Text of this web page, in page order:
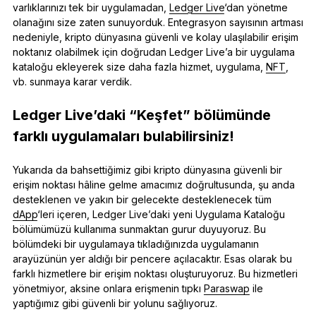
varlıklarınızı tek bir uygulamadan, Ledger Live‘dan yönetme
olanağını size zaten sunuyorduk. Entegrasyon sayısının artması
nedeniyle, kripto dünyasına güvenli ve kolay ulaşılabilir erişim
noktanız olabilmek için doğrudan Ledger Live’a bir uygulama
kataloğu ekleyerek size daha fazla hizmet, uygulama, NFT
vb. sunmaya karar verdik.
Ledger Live’daki “Keşfet” bölümünde
farklı uygulamaları bulabilirsiniz!
Yukarıda da bahsettiğimiz gibi kripto dünyasına güvenli bir
erişim noktası hâline gelme amacımız doğrultusunda, şu anda
desteklenen ve yakın bir gelecekte desteklenecek tüm
dApp‘leri içeren, Ledger Live’daki yeni Uygulama Kataloğu
bölümümüzü kullanıma sunmaktan gurur duyuyoruz. Bu
bölümdeki bir uygulamaya tıkladığınızda uygulamanın
arayüzünün yer aldığı bir pencere açılacaktır. Esas olarak bu
farklı hizmetlere bir erişim noktası oluşturuyoruz. Bu hizmetleri
yönetmiyor, aksine onlara erişmenin tıpkı Paraswap ile
yaptığımız gibi güvenli bir yolunu sağlıyoruz.